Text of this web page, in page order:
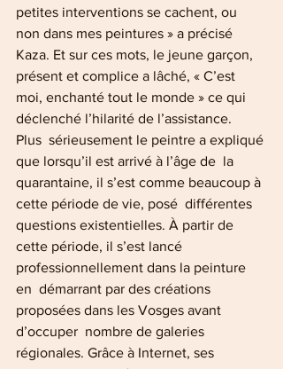
petites interventions se cachent, ou
non dans mes peintures » a précisé
Kaza. Et sur ces mots, le jeune garçon,
présent et complice a lâché, « C’est
moi, enchanté tout le monde » ce qui
déclenché l’hilarité de l’assistance.
Plus  sérieusement le peintre a expliqué
que lorsqu’il est arrivé à l’âge de  la
quarantaine, il s’est comme beaucoup à
cette période de vie, posé  différentes
questions existentielles. À partir de
cette période, il s’est lancé
professionnellement dans la peinture
en  démarrant par des créations
proposées dans les Vosges avant
d’occuper  nombre de galeries
régionales. Grâce à Internet, ses